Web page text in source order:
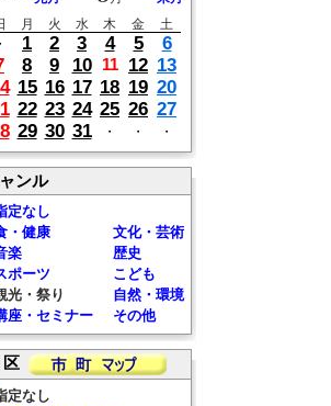
月 火 水 木 金
土
・
1 2 3 4 5
6
8 9 10 11 12 13
15 16 17 18 19 20
22 23 24 25 26 27
29 30 31 ・ ・ ・
ンル
定なし
・健康
文化・芸術
楽
歴史
ポーツ
こども
光・祭り
自然・環境
座・セミナー
その他
区
定なし